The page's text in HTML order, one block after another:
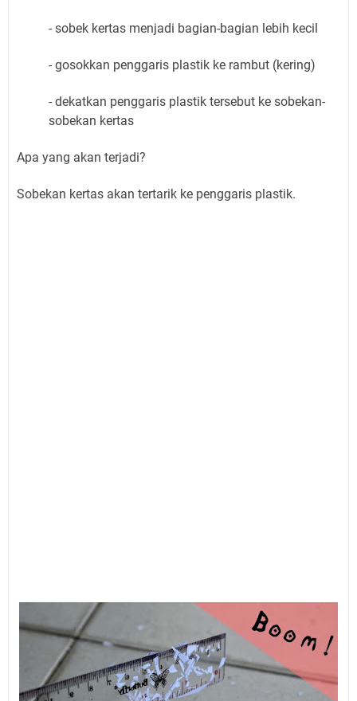
- sobek kertas menjadi bagian-bagian lebih kecil
- gosokkan penggaris plastik ke rambut (kering)
- dekatkan penggaris plastik tersebut ke sobekan-
sobekan kertas
Apa yang akan terjadi?
Sobekan kertas akan tertarik ke penggaris plastik.